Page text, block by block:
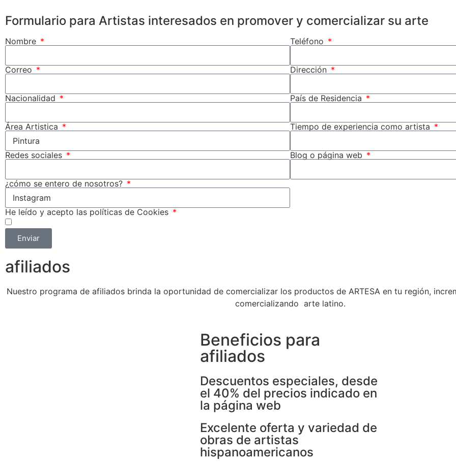
Formulario para Artistas interesados en promover y comercializar su arte
Nombre Teléfono
Correo Dirección
Nacionalidad País de Residencia
Área Artistica Tiempo de experiencia como artista
Redes sociales Blog o página web
¿cómo se entero de nosotros?
He leído y acepto las políticas de Cookies
Enviar
afiliados
Nuestro programa de afiliados brinda la oportunidad de comercializar los productos de ARTESA en tu región,
comercializando arte latino.
Beneficios para
afiliados
Descuentos especiales, desde
el 40% del precios indicado en
la página web
Excelente oferta y variedad de
obras de artistas
hispanoamericanos